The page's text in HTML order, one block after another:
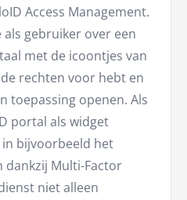
Access Management.
als gebruiker over een
met de icoontjes van
rechten voor hebt en
toepassing openen. Als
portal als widget
bijvoorbeeld het
dankzij Multi-Factor
niet alleen